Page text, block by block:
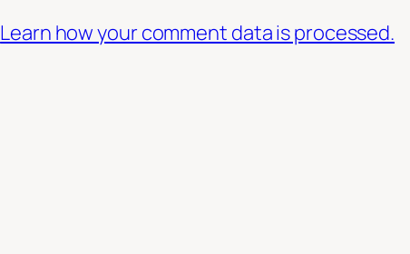
Learn how your comment data is processed.